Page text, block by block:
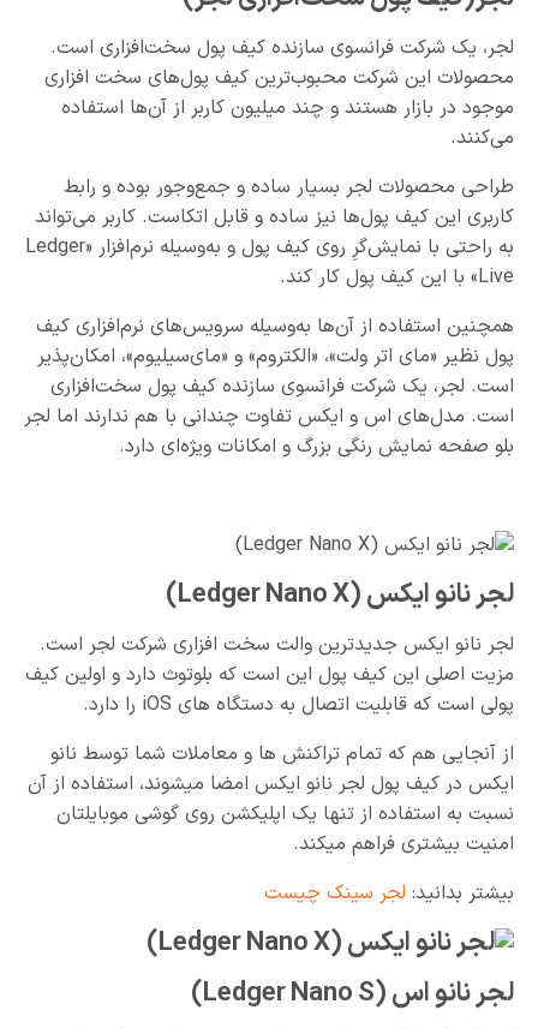
لجر، یک شرکت فرانسوی سازنده کیف پول سخت‌افزاری است.
محصولات این شرکت محبوب‌ترین کیف پول‌های سخت افزاری
موجود در بازار هستند و چند میلیون کاربر از آن‌ها استفاده
می‌کنند.
طراحی محصولات لجر بسیار ساده و جمع‌و‌جور بوده و رابط
کاربری این کیف پول‌ها نیز ساده و قابل اتکاست. کاربر می‌تواند
به راحتی با نمایش‌گرِ روی کیف پول و به‌‌وسیله نرم‌افزار «Ledger
Live» با این کیف پول کار کند.
همچنین استفاده از آن‌ها به‌وسیله سرویس‌های نرم‌افزاری کیف
پول نظیر «مای اتر ولت»، «الکتروم» و «مای‌سیلیوم»، امکان‌پذیر
است. لجر، یک شرکت فرانسوی سازنده کیف پول سخت‌افزاری
است. مدل‌های اس و ایکس تفاوت چندانی با هم ندارند اما لجر
بلو صفحه نمایش رنگی بزرگ و امکانات ویژه‌ای دارد.
لجر نانو ایکس (Ledger Nano X)
لجر نانو ایکس جدیدترین والت سخت افزاری شرکت لجر است.
مزیت اصلی این کیف پول این است که بلوتوث دارد و اولین کیف
پولی است که قابلیت اتصال به دستگاه های iOS را دارد.
از آنجایی هم که تمام تراکنش ها و معاملات شما توسط نانو
ایکس در کیف پول لجر نانو ایکس امضا میشوند، استفاده از آن
نسبت به استفاده از تنها یک اپلیکشن روی گوشی موبایلتان
امنیت بیشتری فراهم میکند.
بیشتر بدانید: لجر سینک چیست
لجر نانو اس (Ledger Nano S)